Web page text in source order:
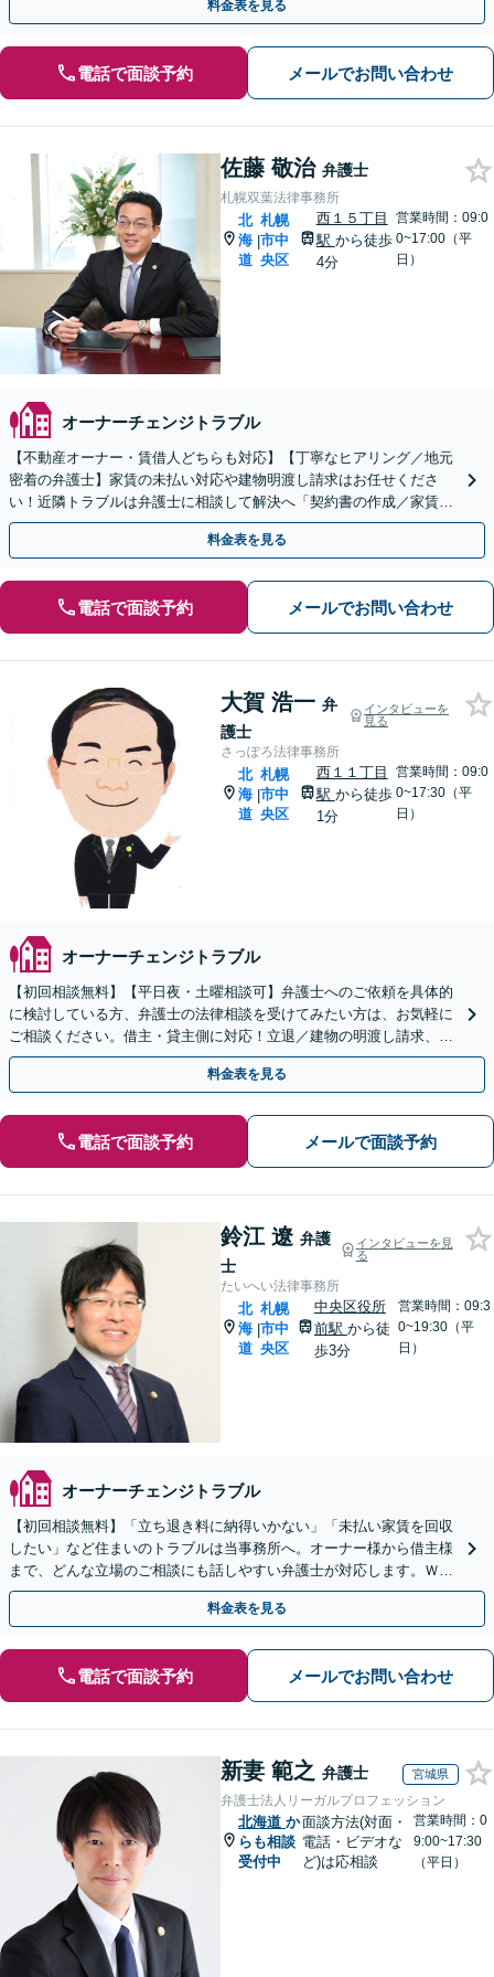
料金表を見る
電話で面談予約 メールでお問い合わせ
佐藤 敬治 弁護士
札幌双葉法律事務所
北
海
道
|
札幌
市中
央区
西１５丁目
駅 から徒歩
4分
営業時間：09:0
0~17:00（平
日）
オーナーチェンジトラブル
【不動産オーナー・賃借人どちらも対応】【丁寧なヒアリング／地元
密着の弁護士】家賃の未払い対応や建物明渡し請求はお任せくださ
い！近隣トラブルは弁護士に相談して解決へ「契約書の作成／家賃未
払い対応／立退き・明渡請求／原状回復【休日・夜間相談可】
料金表を見る
電話で面談予約 メールでお問い合わせ
大賀 浩一 弁
護士
インタビューを
見る
さっぽろ法律事務所
北
海
道
|
札幌
市中
央区
西１１丁目
駅 から徒歩
1分
営業時間：09:0
0~17:30（平
日）
オーナーチェンジトラブル
【初回相談無料】【平日夜・土曜相談可】弁護士へのご依頼を具体的
に検討している方、弁護士の法律相談を受けてみたい方は、お気軽に
ご相談ください。借主・貸主側に対応！立退／建物の明渡し請求、立
退料増額、家賃未払い等。司法書士や不動産業者とも連携
料金表を見る
電話で面談予約 メールで面談予約
鈴江 遼 弁護
士
インタビューを見
る
たいへい法律事務所
北
海
道
|
札幌
市中
央区
中央区役所
前駅 から徒
歩3分
営業時間：09:3
0~19:30（平
日）
オーナーチェンジトラブル
【初回相談無料】「立ち退き料に納得いかない」「未払い家賃を回収
したい」など住まいのトラブルは当事務所へ。オーナー様から借主様
まで、どんな立場のご相談にも話しやすい弁護士が対応します。ＷＥ
Ｂ面談可。まずはご相談ください。
料金表を見る
電話で面談予約 メールでお問い合わせ
新妻 範之 弁護士 宮城県
弁護士法人リーガルプロフェッション
北海道 か
らも相談
受付中
面談方法(対面・
電話・ビデオな
ど)は応相談
営業時間：0
9:00~17:30
（平日）